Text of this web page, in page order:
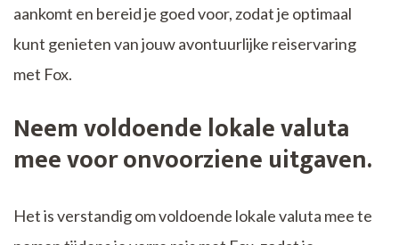
aankomt en bereid je goed voor, zodat je optimaal
kunt genieten van jouw avontuurlijke reiservaring
met Fox.
Neem voldoende lokale valuta
mee voor onvoorziene uitgaven.
Het is verstandig om voldoende lokale valuta mee te